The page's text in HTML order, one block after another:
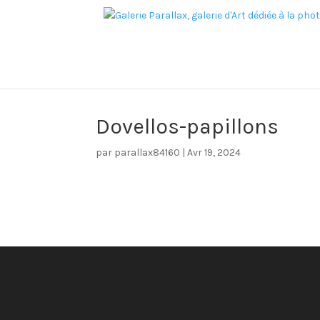
Dovellos-papillons
par parallax84160 |Avr 19, 2024